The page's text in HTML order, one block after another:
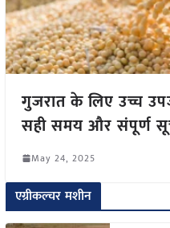
गुजरात के लिए उच्च
सही समय और संपूर्ण
May 24, 2025
एग्रीकल्चर मशीन